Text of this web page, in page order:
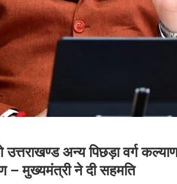
उत्तराखण्ड अन्य पिछड़ा वर्ग
– मुख्यमंत्री ने दी सहमति